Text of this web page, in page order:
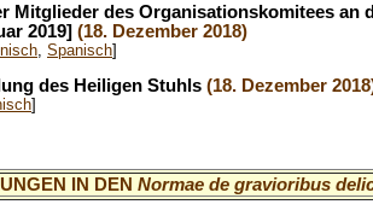
Mitglieder des Organisationskomitees
2019] (18. Dezember 2018)
Spanisch]
des Heiligen Stuhls (18. Dezember
]
IN DEN Normae de gravioribus